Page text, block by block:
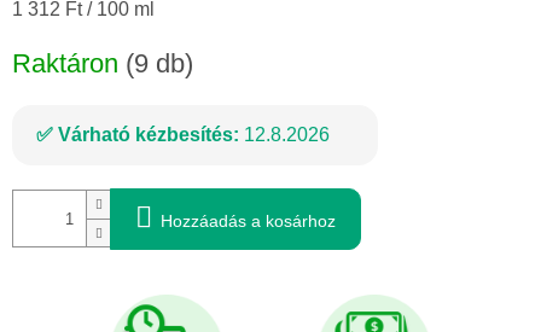
Egységár:
1 312 Ft / 100 ml
Raktáron (9 db)
Várható kézbesítés: 12.8.2026
Hozzáadás a kosárhoz